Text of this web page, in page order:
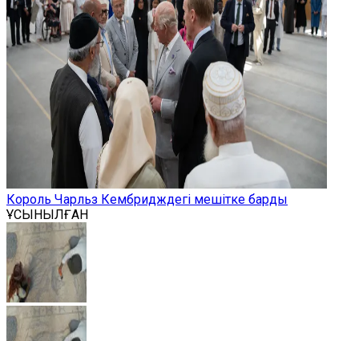
Король Чарльз Кембридждегі мешітке барды
ҰСЫНЫЛҒАН